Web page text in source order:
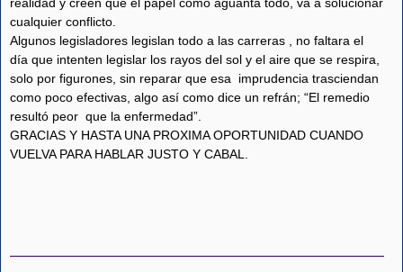
cualquier conflicto.
Algunos legisladores legislan todo a las carreras , no faltara el
día que intenten legislar los rayos del sol y el aire que se respira,
solo por figurones, sin reparar que esa imprudencia trasciendan
como poco efectivas, algo así como dice un refrán; “El remedio
resultó peor que la enfermedad”.
GRACIAS Y HASTA UNA PROXIMA OPORTUNIDAD CUANDO
VUELVA PARA HABLAR JUSTO Y CABAL.